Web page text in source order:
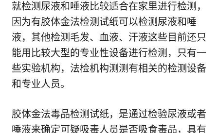
就检测尿液和唾液比较适合在家里进行检测，
因为有胶体金法检测试纸可以检测尿液和唾
液，其他检测毛发、血液、汗液这些目前还只
能用比较大型的专业性设备进行检测，只有一
些实验机构，法检机构测测有相关的检测设备
和专业人员。
胶体金法毒品检测试纸，是通过检验尿液或者
唾液来确定可疑吸毒人员是否吸食毒品，具有